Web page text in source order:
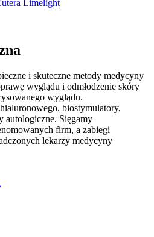
Limelight
i skuteczne metody medycyny
wyglądu i odmłodzenie skóry
wyglądu.
biostymulatory,
autologiczne. Sięgamy
firm, a zabiegi
lekarzy medycyny